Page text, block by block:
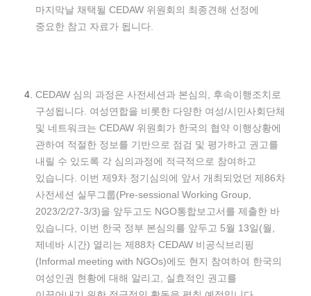
마지막날 채택될 CEDAW 위원회의 최종견해 선정에
중요한 참고 자료가 됩니다.
CEDAW 심의 과정은 사전세션과 본심의, 후속이행조치로
구성됩니다. 여성연합을 비롯한 다양한 여성/시민사회단체
및 네트워크는 CEDAW 위원회가 한국의 협약 이행상황에
관하여 적절한 정보를 기반으로 점검 및 평가하고 권고를
내릴 수 있도록 각 심의과정에 적극적으로 참여하고
있습니다. 이번 제9차 정기심의에 앞서 개최되었던 제86차
사전세션 실무그룹(Pre-sessional Working Group,
2023/2/27-3/3)을 앞두고도 NGO통합보고서를 제출한 바
있습니다, 이번 한국 정부 본심의를 앞두고 5월 13일(월,
제네바 시간) 열리는 제88차 CEDAW 비공식브리핑
(Informal meeting with NGOs)에도 현지 참여하여 한국의
여성인권 현황에 대해 알리고, 실효적인 권고를